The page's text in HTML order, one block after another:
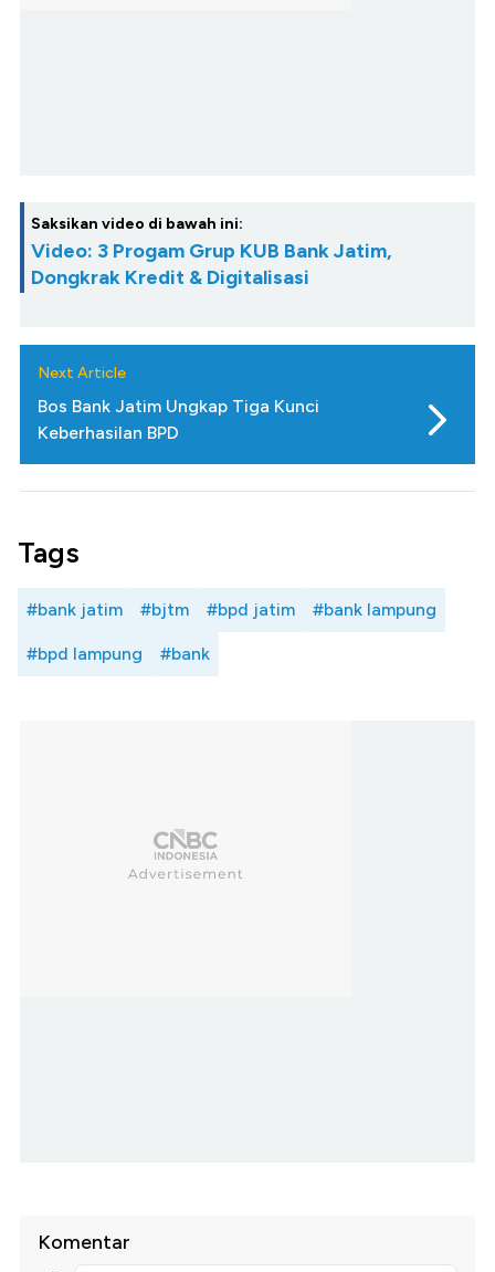
Saksikan video di bawah ini:
Video: 3 Progam Grup KUB Bank Jatim,
Dongkrak Kredit & Digitalisasi
Next Article
Bos Bank Jatim Ungkap Tiga Kunci
Keberhasilan BPD
Tags
#bank jatim #bjtm #bpd jatim #bank lampung
#bpd lampung #bank
Komentar